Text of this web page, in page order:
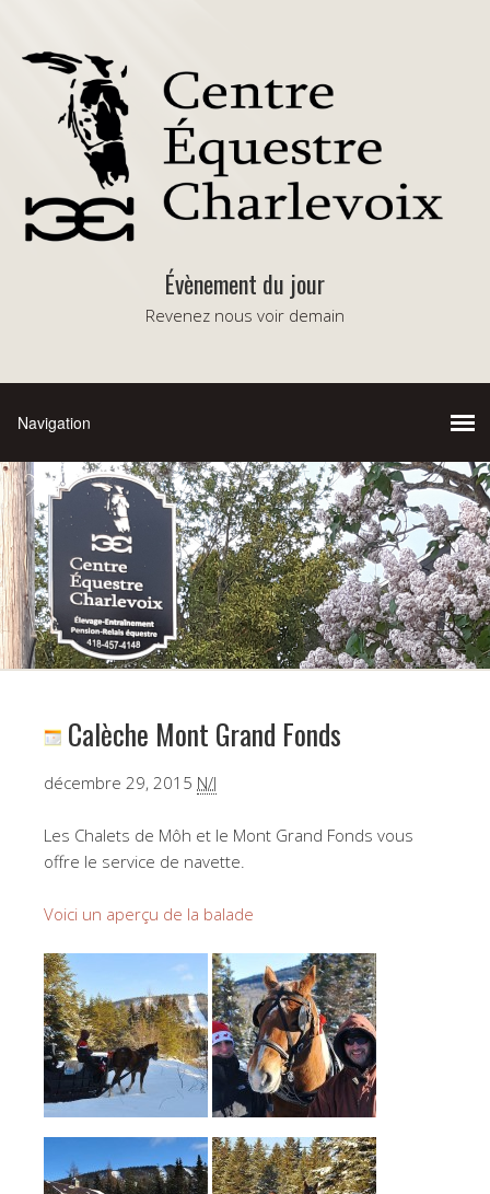
Évènement du jour
Revenez nous voir demain
Calèche Mont Grand Fonds
Calèche
Grand
Fonds
décembre 29, 2015 N/I
Les Chalets de Môh et le Mont Grand Fonds vous
offre le service de navette.
Voici un aperçu de la balade